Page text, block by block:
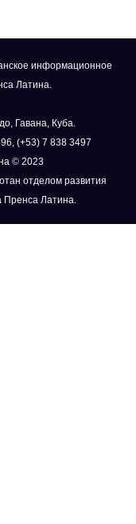
информационное
Латина.
Гавана, Куба.
(+53) 7 838 3497
© 2023
отделом развития
Пренса Латина.